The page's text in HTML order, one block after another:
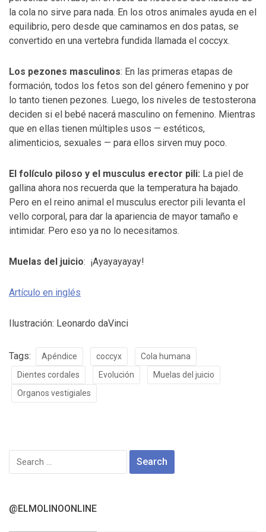
la cola no sirve para nada. En los otros animales ayuda en el
equilibrio, pero desde que caminamos en dos patas, se
convertido en una vertebra fundida llamada el coccyx.
Los pezones masculinos: En las primeras etapas de
formación, todos los fetos son del género femenino y por
lo tanto tienen pezones. Luego, los niveles de testosterona
deciden si el bebé nacerá masculino on femenino. Mientras
que en ellas tienen múltiples usos — estéticos,
alimenticios, sexuales — para ellos sirven muy poco.
El folículo piloso y el musculus erector pili: La piel de
gallina ahora nos recuerda que la temperatura ha bajado.
Pero en el reino animal el musculus erector pili levanta el
vello corporal, para dar la apariencia de mayor tamaño e
intimidar. Pero eso ya no lo necesitamos.
Muelas del juicio: ¡Ayayayayay!
Artículo en inglés
Ilustración: Leonardo daVinci
Tags: Apéndice coccyx
Cola humana
Dientes cordales
Evolución
Muelas del juicio
Organos vestigiales
Search
for:
@ELMOLINOONLINE